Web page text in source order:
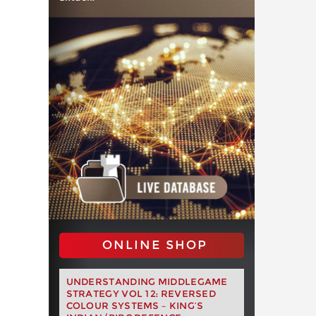
ONLINE SHOP
UNDERSTANDING MIDDLEGAME
STRATEGY VOL 12: REVERSED
COLOUR SYSTEMS – KING’S